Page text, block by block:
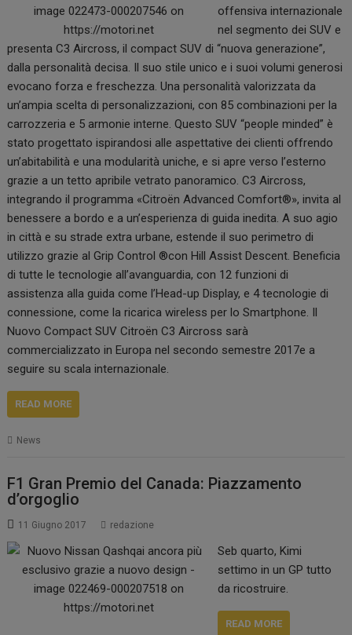
offensiva internazionale
nel segmento dei SUV e
presenta C3 Aircross, il compact SUV di “nuova generazione”,
dalla personalità decisa. Il suo stile unico e i suoi volumi generosi
evocano forza e freschezza. Una personalità valorizzata da
un’ampia scelta di personalizzazioni, con 85 combinazioni per la
carrozzeria e 5 armonie interne. Questo SUV “people minded” è
stato progettato ispirandosi alle aspettative dei clienti offrendo
un’abitabilità e una modularità uniche, e si apre verso l’esterno
grazie a un tetto apribile vetrato panoramico. C3 Aircross,
integrando il programma «Citroën Advanced Comfort®», invita al
benessere a bordo e a un’esperienza di guida inedita. A suo agio
in città e su strade extra urbane, estende il suo perimetro di
utilizzo grazie al Grip Control ®con Hill Assist Descent. Beneficia
di tutte le tecnologie all’avanguardia, con 12 funzioni di
assistenza alla guida come l’Head-up Display, e 4 tecnologie di
connessione, come la ricarica wireless per lo Smartphone. Il
Nuovo Compact SUV Citroën C3 Aircross sarà
commercializzato in Europa nel secondo semestre 2017e a
seguire su scala internazionale.
READ MORE
News
F1 Gran Premio del Canada: Piazzamento
d’orgoglio
11 Giugno 2017 redazione
Seb quarto, Kimi
settimo in un GP tutto
da ricostruire.
READ MORE